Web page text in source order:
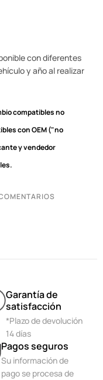
con diferentes
y año al realizar
compatibles no
con OEM ("no
y vendedor
Garantía de
satisfacción
*Plazo de devolución
14 días
Pagos seguros
Su información de
pago se procesa de